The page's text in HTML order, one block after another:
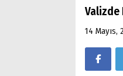
Valizde
14 Mayıs,